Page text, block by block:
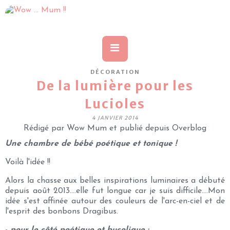
DÉCORATION
De la lumière pour les
Lucioles
4 JANVIER 2014
Rédigé par Wow Mum et publié depuis Overblog
Une chambre de bébé poétique et tonique !
Voilà l'idée !!
Alors la chasse aux belles inspirations luminaires a débuté
depuis août 2013....elle fut longue car je suis difficile....Mon
idée s'est affinée autour des couleurs de l'arc-en-ciel et de
l'esprit des bonbons Dragibus.